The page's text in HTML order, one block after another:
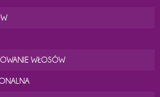
WŁOSÓW